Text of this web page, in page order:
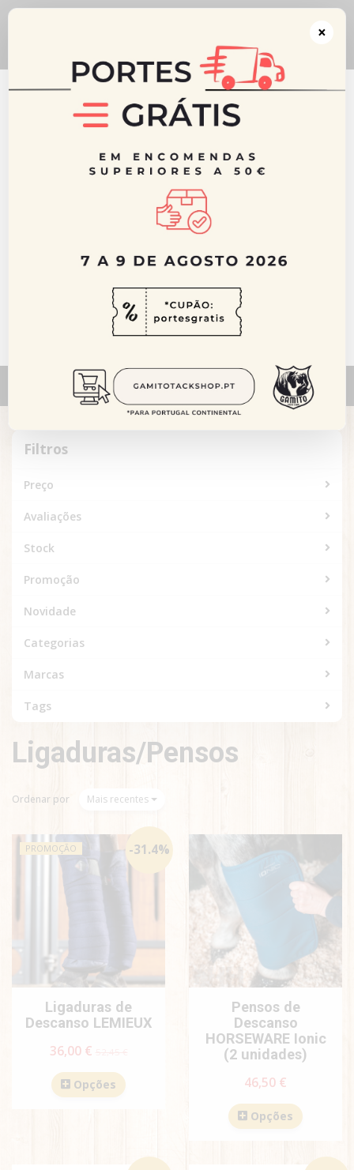
navegação
Filtros
Preço
Avaliações
Stock
Promoção
Novidade
Categorias
Marcas
Tags
Ligaduras/Pensos
Ordenar por Mais recentes
-31.4%
PROMOÇÃO
Ligaduras de
Descanso LEMIEUX
36,00 €
Opções
Pensos de
Descanso
HORSEWARE Ionic
(2 unidades)
46,50 €
Opções
×